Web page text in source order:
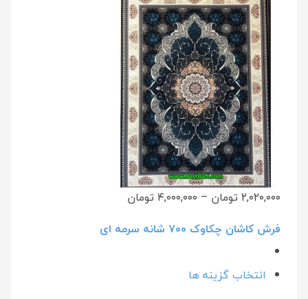
۲,۰۲۰,۰۰۰ تومان – ۴,۰۰۰,۰۰۰ تومان
فرش کاشان چکاوک ۷۰۰ شانه سرمه ای
انتخاب گزینه ها